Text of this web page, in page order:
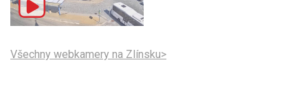
Všechny webkamery na Zlínsku>